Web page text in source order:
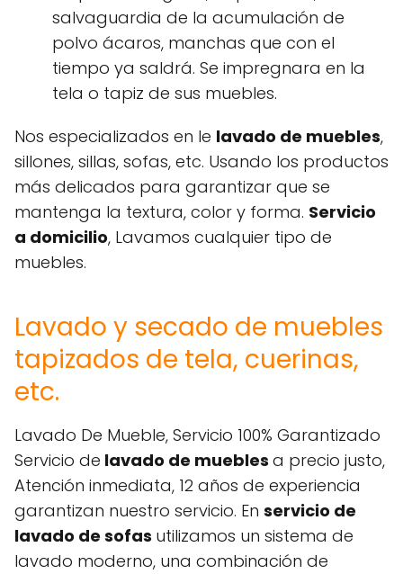
salvaguardia de la acumulación de
polvo ácaros, manchas que con el
tiempo ya saldrá. Se impregnara en la
tela o tapiz de sus muebles.
Nos especializados en le lavado de muebles,
sillones, sillas, sofas, etc. Usando los productos
más delicados para garantizar que se
mantenga la textura, color y forma. Servicio
a domicilio, Lavamos cualquier tipo de
muebles.
Lavado y secado de muebles
tapizados de tela, cuerinas,
etc.
Lavado De Mueble, Servicio 100% Garantizado
Servicio de lavado de muebles a precio justo,
Atención inmediata, 12 años de experiencia
garantizan nuestro servicio. En servicio de
lavado de sofas utilizamos un sistema de
lavado moderno, una combinación de